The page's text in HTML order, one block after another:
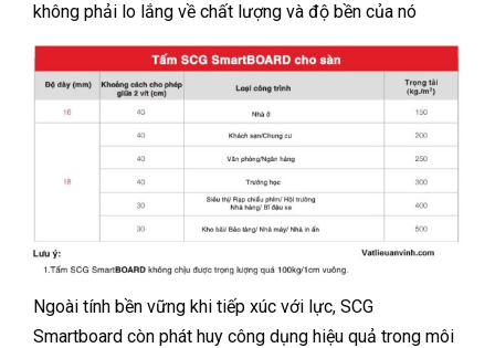
không phải lo lắng về chất lượng và độ bền của nó
Ngoài tính bền vững khi tiếp xúc với lực, SCG
Smartboard còn phát huy công dụng hiệu quả trong môi